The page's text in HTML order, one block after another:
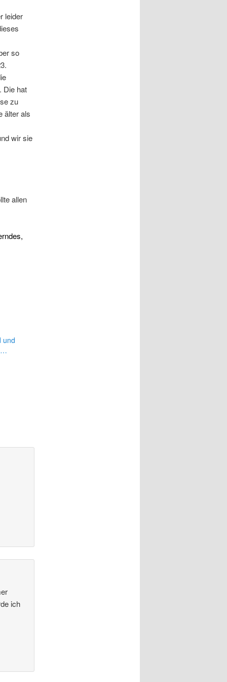
leider
so
Die hat
zu
älter als
wir sie
allen
und
ich